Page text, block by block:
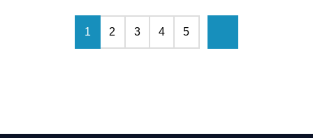
1 2 3 4 5